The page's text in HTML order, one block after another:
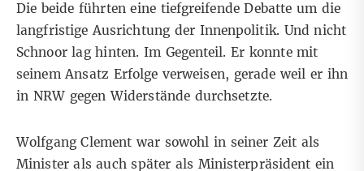
Die beide führten eine tiefgreifende Debatte um die
langfristige Ausrichtung der Innenpolitik. Und nicht
Schnoor lag hinten. Im Gegenteil. Er konnte mit
seinem Ansatz Erfolge verweisen, gerade weil er ihn
in NRW gegen Widerstände durchsetzte.
Wolfgang Clement war sowohl in seiner Zeit als
Minister als auch später als Ministerpräsident ein